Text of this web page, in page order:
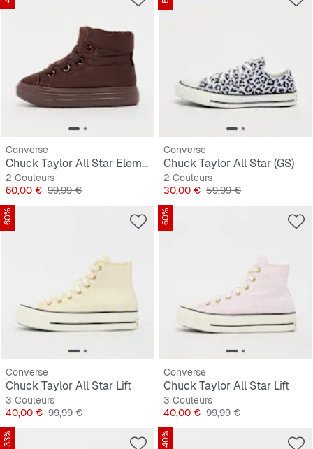
Converse
Chuck Taylor All Star Elements Boot
2 Couleurs
Prix
60,00 € Prix original
99,99 €
Converse
Chuck Taylor All Star (GS)
2 Couleurs
Prix
30,00 € Prix original
59,99 €
-60%
Converse
Chuck Taylor All Star Lift
3 Couleurs
Prix
40,00 € Prix original
99,99 €
-60%
Converse
Chuck Taylor All Star Lift
3 Couleurs
Prix
40,00 € Prix original
99,99 €
-33% -40%